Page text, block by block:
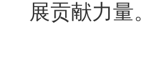
展贡献力量。